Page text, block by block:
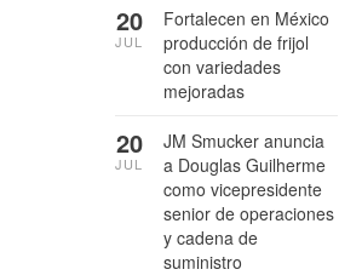
Fortalecen en México
producción de frijol
con variedades
mejoradas
20
JUL
JM Smucker anuncia
a Douglas Guilherme
como vicepresidente
senior de operaciones
y cadena de
suministro
20
JUL